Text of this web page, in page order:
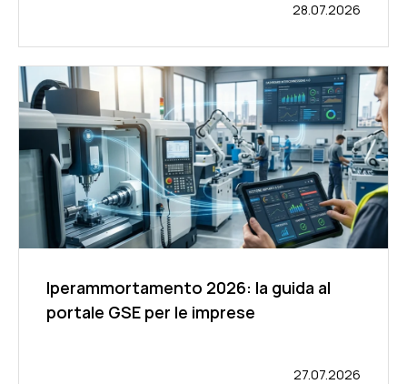
28.07.2026
Iperammortamento 2026: la guida al
portale GSE per le imprese
27.07.2026